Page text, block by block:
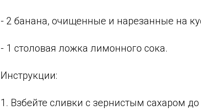
- 2 банана, очищенные и нарезанные на
- 1 столовая ложка лимонного сока.
Инструкции:
1. Взбейте сливки с зернистым сахаром до